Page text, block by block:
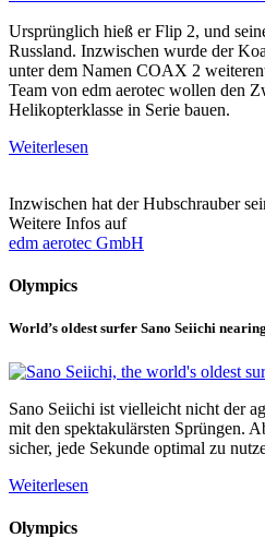
Ursprünglich hieß er Flip 2, und
Russland. Inzwischen wurde der
unter dem Namen COAX 2
Team von edm aerotec wollen den
Helikopterklasse in Serie bauen.
Weiterlesen
Inzwischen hat der Hubschrauber
Weitere Infos auf
edm aerotec GmbH
Olympics
World’s oldest surfer Sano Seiichi
Sano Seiichi ist vielleicht nicht der
mit den spektakulärsten Sprüngen.
sicher, jede Sekunde optimal zu
Weiterlesen
Olympics